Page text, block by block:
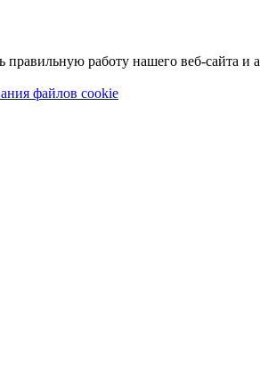
работу нашего веб-сайта и
файлов cookie